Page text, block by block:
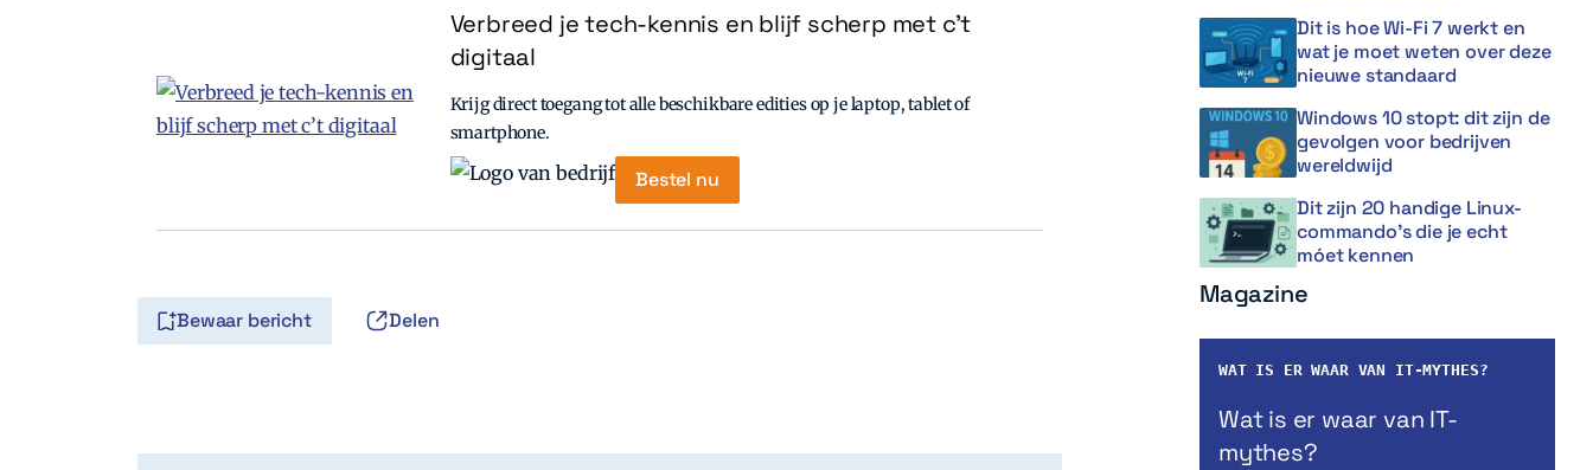
Verbreed je tech-kennis en blijf scherp met c’t
digitaal
Krijg direct toegang tot alle beschikbare edities op je laptop, tablet of
smartphone.
Bestel nu
Bewaar bericht Delen
Dit is hoe Wi-Fi 7 werkt en
wat je moet weten over deze
nieuwe standaard
Windows 10 stopt: dit zijn de
gevolgen voor bedrijven
wereldwijd
Dit zijn 20 handige Linux-
commando’s die je echt
móet kennen
Magazine
WAT IS ER WAAR VAN IT-MYTHES?
Wat is er waar van IT-
mythes?